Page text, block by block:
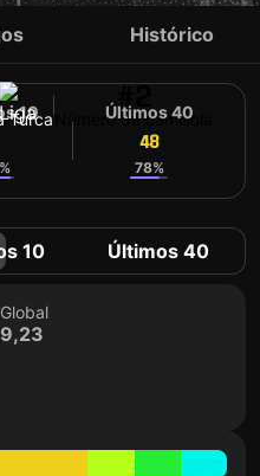
Turca Número da camisola
Histórico
10 Últimos 40
48
78%
10 Últimos 40
Global
9,23